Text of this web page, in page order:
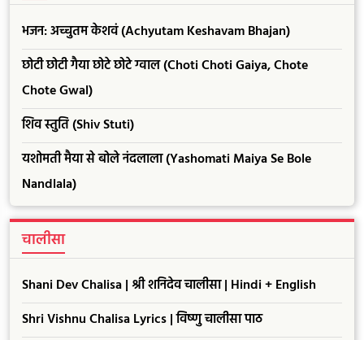
भजन: अच्चुतम केशवं (Achyutam Keshavam Bhajan)
छोटी छोटी गैया छोटे छोटे ग्वाल (Choti Choti Gaiya, Chote
Chote Gwal)
शिव स्तुति (Shiv Stuti)
यशोमती मैया से बोले नंदलाला (Yashomati Maiya Se Bole
Nandlala)
चालीसा
Shani Dev Chalisa | श्री शनिदेव चालीसा | Hindi + English
Shri Vishnu Chalisa Lyrics | विष्णु चालीसा पाठ